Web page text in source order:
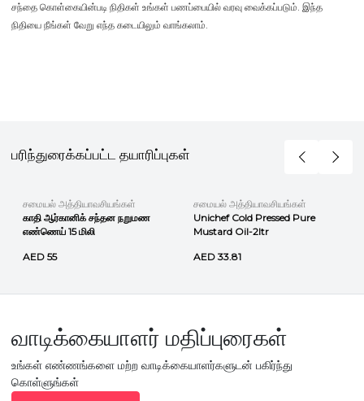
சந்தை கொள்கையின்படி நிதிகள் உங்கள் பணப்பையில் வரவு வைக்கப்படும். இந்த
நிதியை நீங்கள் வேறு எந்த கடையிலும் வாங்கலாம்.
பரிந்துரைக்கப்பட்ட தயாரிப்புகள்
சமையல் அத்தியாவசியங்கள்
காதி ஆர்கானிக் சந்தன நறுமண
எண்ணெய் 15 மிலி
AED 55
சமையல் அத்தியாவசியங்கள்
Unichef Cold Pressed Pure
Mustard Oil-2ltr
AED 33.81
வாடிக்கையாளர் மதிப்புரைகள்
உங்கள் எண்ணங்களை மற்ற வாடிக்கையாளர்களுடன் பகிர்ந்து
கொள்ளுங்கள்